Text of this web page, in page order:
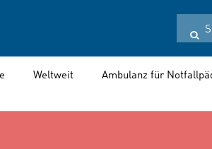
Weltweit Ambulanz für